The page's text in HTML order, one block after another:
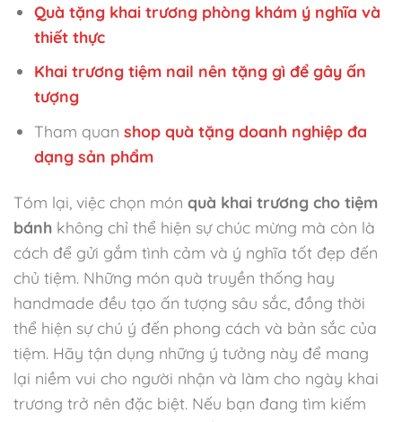
Quà tặng khai trương phòng khám ý nghĩa và
thiết thực
Khai trương tiệm nail nên tặng gì để gây ấn
tượng
Tham quanshop quà tặng doanh nghiệp đa
dạng sản phẩm
Tóm lại, việc chọn món quà khai trương cho tiệm
bánh không chỉ thể hiện sự chúc mừng mà còn là
cách để gửi gắm tình cảm và ý nghĩa tốt đẹp đến
chủ tiệm. Những món quà truyền thống hay
handmade đều tạo ấn tượng sâu sắc, đồng thời
thể hiện sự chú ý đến phong cách và bản sắc của
tiệm. Hãy tận dụng những ý tưởng này để mang
lại niềm vui cho người nhận và làm cho ngày khai
trương trở nên đặc biệt. Nếu bạn đang tìm kiếm